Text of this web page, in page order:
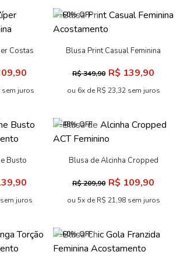
Costas
sem juros
-60% OFF
Blusa Print Casual Feminina
R$ 349,90 R$ 139,90
ou 6x de R$ 23,32 sem juros
Busto
juros
-48% OFF
Blusa de Alcinha Cropped
R$ 209,90 R$ 109,90
ou 5x de R$ 21,98 sem juros
-60% OFF